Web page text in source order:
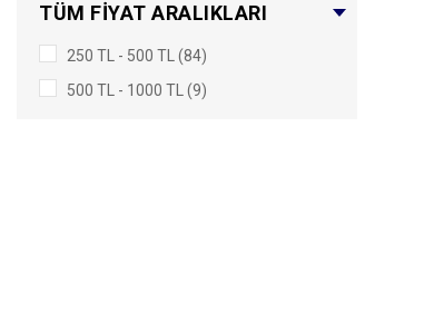
TÜM FIYAT ARALIKLARI
250 TL - 500 TL (84)
500 TL - 1000 TL (9)